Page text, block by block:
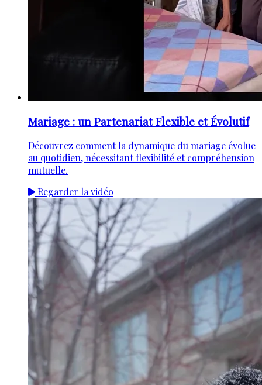
Mariage : un Partenariat Flexible et Évolutif
Découvrez comment la dynamique du mariage évolue
au quotidien, nécessitant flexibilité et compréhension
mutuelle.
Regarder la vidéo